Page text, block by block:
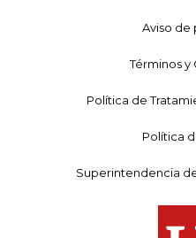
Aviso de
Términos y
Política de
Política
Superintendencia